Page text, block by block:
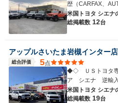
歴（CARFAX、
米国トヨタ シエナ
総掲載数 12台
アップルさいたま岩槻インター店
総合評価 5点
◆◇ ＵＳトヨタ
ア シエナ 逆輸
米国トヨタ シエナ
総掲載数 19台